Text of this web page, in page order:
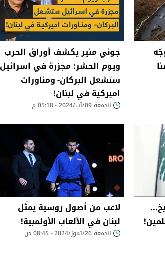
جوني منير يكشف أوراق الحرب
ويوم الحشر: مجزرة في اسرائيل
ستشعل البركان- ومناورات
اميركية في لبنان!
الجمعة 09/آب/2024 - 05:18 م
لاعب من أصول روسية يمثّل
لبنان في الألعاب الأولمبية!
الجمعة 26/تموز/2024 - 08:45 ص